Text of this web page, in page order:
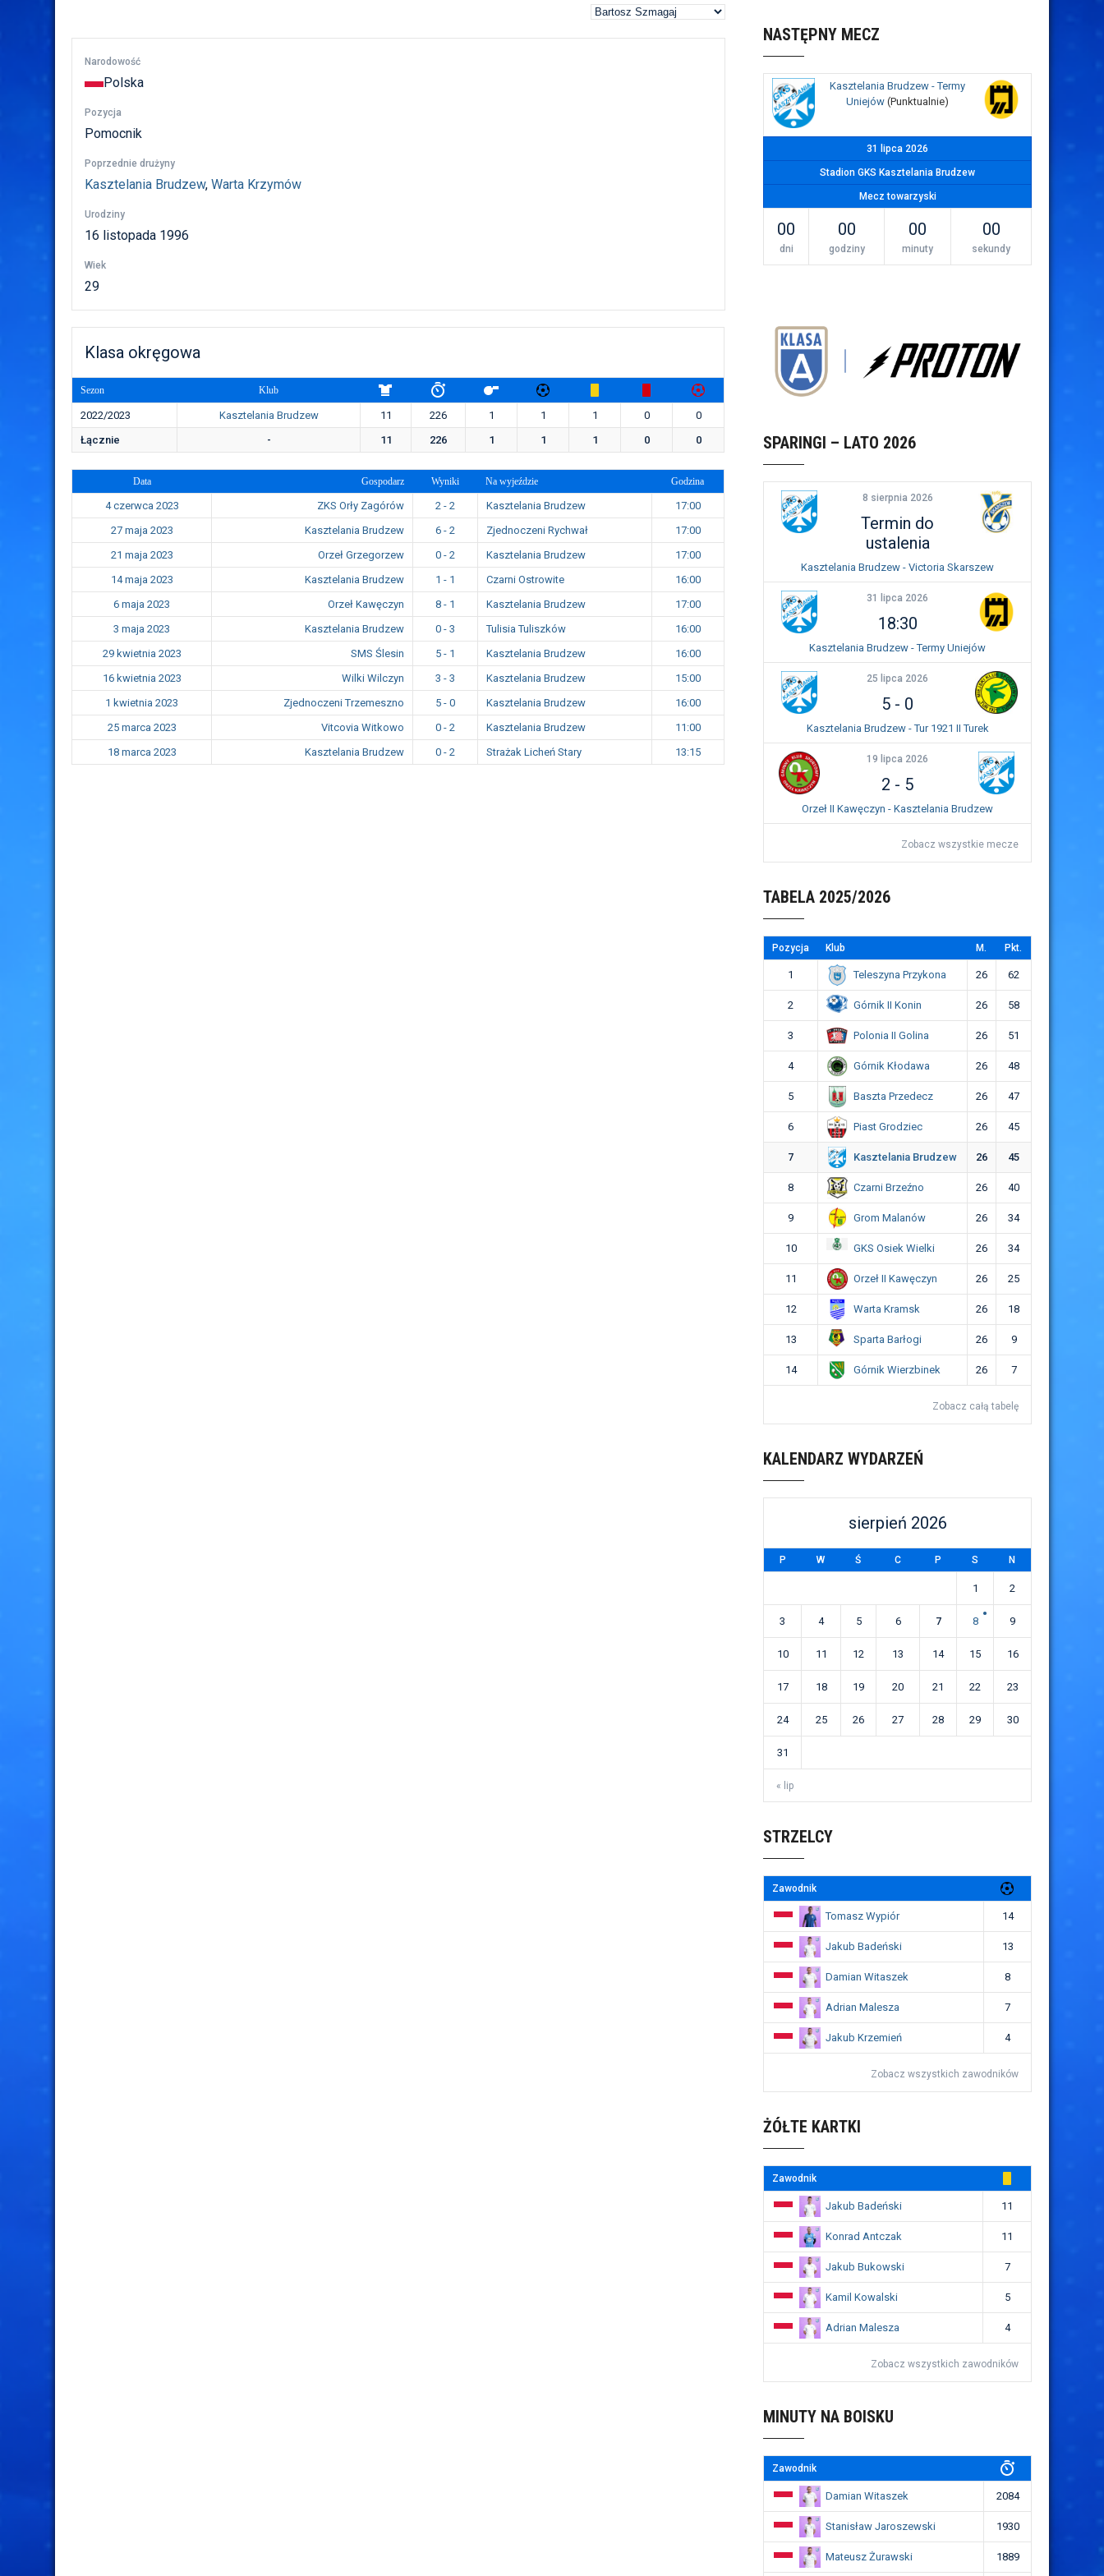
Narodowość
Polska
Pozycja
Pomocnik
Poprzednie drużyny
Kasztelania Brudzew, Warta Krzymów
Urodziny
16 listopada 1996
Wiek
29
Klasa okręgowa
Sezon Klub
2022/2023 Kasztelania Brudzew 11 226 1 1 1 0
0
Łącznie
- 11 226 1 1 1 0 0
Data Gospodarz Wyniki Na wyjeździe Godzina
4 czerwca 2023 ZKS Orły Zagórów 2 - 2 Kasztelania Brudzew
17:00
27 maja 2023
Kasztelania Brudzew 6 - 2 Zjednoczeni Rychwał
17:00
21 maja 2023
Orzeł Grzegorzew 0 - 2 Kasztelania Brudzew
17:00
14 maja 2023
Kasztelania Brudzew 1 - 1 Czarni Ostrowite
16:00
6 maja 2023
Orzeł Kawęczyn 8 - 1 Kasztelania Brudzew
17:00
3 maja 2023
Kasztelania Brudzew 0 - 3 Tulisia Tuliszków
16:00
29 kwietnia 2023
SMS Ślesin 5 - 1 Kasztelania Brudzew
16:00
16 kwietnia 2023
Wilki Wilczyn 3 - 3 Kasztelania Brudzew
15:00
1 kwietnia 2023
Zjednoczeni Trzemeszno 5 - 0 Kasztelania Brudzew
16:00
25 marca 2023
Vitcovia Witkowo 0 - 2 Kasztelania Brudzew
11:00
18 marca 2023
Kasztelania Brudzew 0 - 2 Strażak Licheń Stary 13:15
NASTĘPNY MECZ
Kasztelania Brudzew - Termy
Uniejów (Punktualnie)
31 lipca 2026
Stadion GKS Kasztelania Brudzew
Mecz towarzyski
00
dni
00
godziny
00
minuty
00
sekundy
SPARINGI – LATO 2026
8 sierpnia 2026
Termin do
ustalenia
Kasztelania Brudzew - Victoria Skarszew
31 lipca 2026
18:30
Kasztelania Brudzew - Termy Uniejów
25 lipca 2026
5 - 0
Kasztelania Brudzew - Tur 1921 II Turek
19 lipca 2026
2 - 5
Orzeł II Kawęczyn - Kasztelania Brudzew
Zobacz wszystkie mecze
TABELA 2025/2026
Pozycja Klub M. Pkt.
1 Teleszyna Przykona 26 62
2 Górnik II Konin 26 58
3 Polonia II Golina 26 51
4 Górnik Kłodawa 26 48
5 Baszta Przedecz 26 47
6 Piast Grodziec 26 45
7 Kasztelania Brudzew 26 45
8 Czarni Brzeźno 26 40
9 Grom Malanów 26 34
10 GKS Osiek Wielki 26 34
11 Orzeł II Kawęczyn 26 25
12 Warta Kramsk 26 18
13 Sparta Barłogi 26 9
14 Górnik Wierzbinek 26 7
Zobacz całą tabelę
KALENDARZ WYDARZEŃ
sierpień 2026
P W Ś C P S N
« lip
1 2
3 4 5 6 7 8 9
10 11 12 13 14 15 16
17 18 19 20 21 22 23
24 25 26 27 28 29 30
31
STRZELCY
Zawodnik
Tomasz Wypiór 14
Jakub Badeński 13
Damian Witaszek 8
Adrian Malesza 7
Jakub Krzemień 4
Zobacz wszystkich zawodników
ŻÓŁTE KARTKI
Zawodnik
Jakub Badeński 11
Konrad Antczak 11
Jakub Bukowski 7
Kamil Kowalski 5
Adrian Malesza 4
Zobacz wszystkich zawodników
MINUTY NA BOISKU
Zawodnik
Damian Witaszek 2084
Stanisław Jaroszewski 1930
Mateusz Żurawski 1889